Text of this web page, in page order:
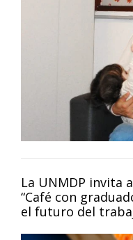
La UNMDP invita
“Café con
el futuro del